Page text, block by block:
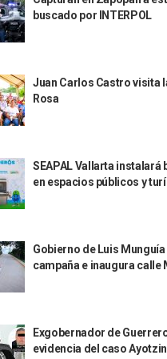
buscado por INTERPOL
Juan Carlos Castro visita
Rosa
SEAPAL Vallarta
en espacios públicos y
Gobierno de Luis
campaña e inaugura calle
Exgobernador de
evidencia del caso